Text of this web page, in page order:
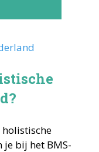
holistische
je bij het BMS-